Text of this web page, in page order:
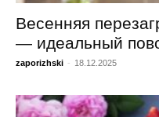
Весенняя
— идеальный
zaporizhski - 18.12.2025